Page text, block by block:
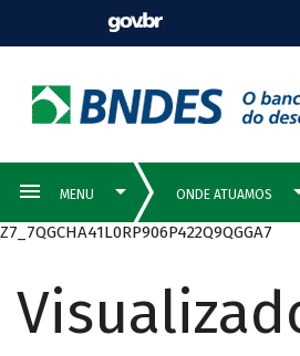
Z7_7QGCHA41L0RP906P422Q9QGGA7